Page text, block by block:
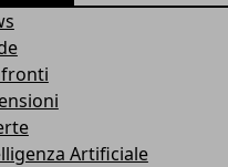
Artificiale